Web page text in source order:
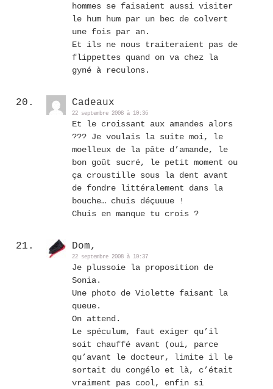
hommes se faisaient aussi visiter
le hum hum par un bec de colvert
une fois par an.
Et ils ne nous traiteraient pas de
flippettes quand on va chez la
gyné à reculons.
Cadeaux
22 septembre 2008 à 10:36
Et le croissant aux amandes alors
??? Je voulais la suite moi, le
moelleux de la pâte d’amande, le
bon goût sucré, le petit moment ou
ça croustille sous la dent avant
de fondre littéralement dans la
bouche… chuis déçuuue !
Chuis en manque tu crois ?
Dom,
22 septembre 2008 à 10:37
Je plussoie la proposition de
Sonia.
Une photo de Violette faisant la
queue.
On attend.
Le spéculum, faut exiger qu’il
soit chauffé avant (oui, parce
qu’avant le docteur, limite il le
sortait du congélo et là, c’était
vraiment pas cool, enfin si